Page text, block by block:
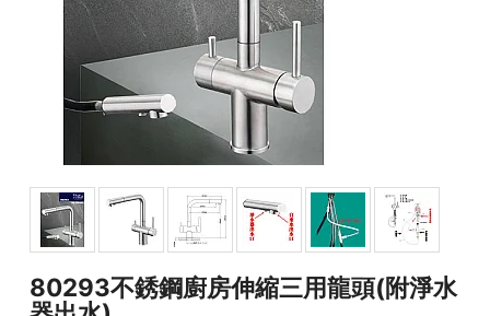
80293不銹鋼廚房伸縮三用龍頭(附淨水